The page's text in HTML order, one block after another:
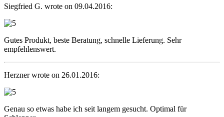
Siegfried G. wrote on 09.04.2016:
Gutes Produkt, beste Beratung, schnelle Lieferung. Sehr
empfehlenswert.
Herzner wrote on 26.01.2016:
Genau so etwas habe ich seit langem gesucht. Optimal für